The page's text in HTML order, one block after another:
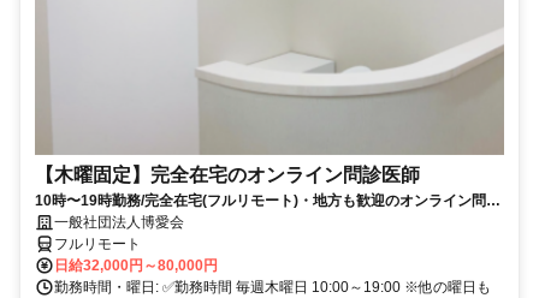
【木曜固定】完全在宅のオンライン問診医師
10時〜19時勤務/完全在宅(フルリモート)・地方も歓迎のオンライン問診
業務一般社団法人博愛会
フルリモート
日給32,000円～80,000円
勤務時間・曜日: ✅勤務時間 毎週木曜日 10:00～19:00 ※他の曜日も